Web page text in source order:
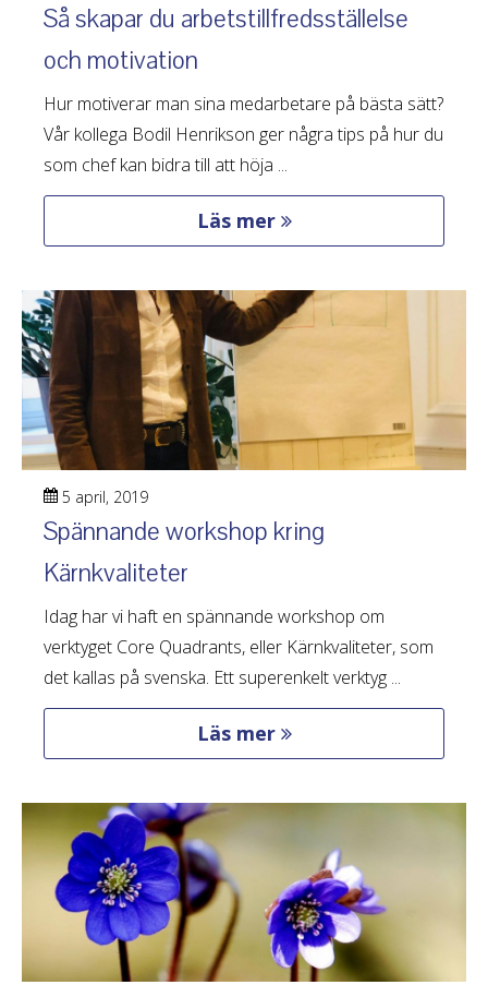
Så skapar du arbetstillfredsställelse
och motivation
Hur motiverar man sina medarbetare på bästa sätt?
Vår kollega Bodil Henrikson ger några tips på hur du
som chef kan bidra till att höja ...
Läs mer
5 april, 2019
Spännande workshop kring
Kärnkvaliteter
Idag har vi haft en spännande workshop om
verktyget Core Quadrants, eller Kärnkvaliteter, som
det kallas på svenska. Ett superenkelt verktyg ...
Läs mer